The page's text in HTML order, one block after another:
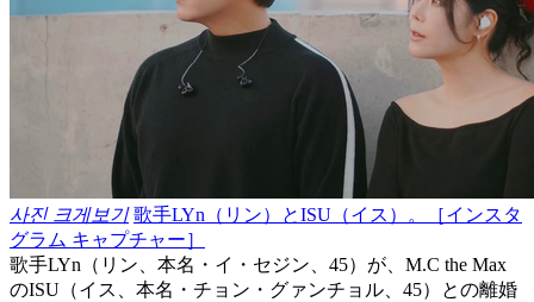
사진 크게보기 歌手LYn（リン）とISU（イス）。［インスタ
グラム キャプチャー］
歌手LYn（リン、本名・イ・セジン、45）が、M.C the Max
のISU（イス、本名・チョン・グァンチョル、45）との離婚